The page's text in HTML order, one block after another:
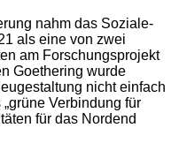
nahm das Soziale-
als eine von zwei
am Forschungsprojekt
Goethering wurde
nicht einfach
Verbindung für
für das Nordend